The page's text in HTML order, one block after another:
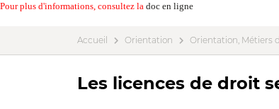
Pour plus d'informations, consultez la doc en ligne
Accueil Orientation Orientation, Métiers
Les licences de droit